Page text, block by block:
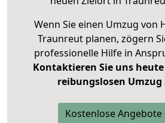
Wenn Sie einen Umzug von
Traunreut planen, zögern
professionelle Hilfe in
Kontaktieren Sie uns heute
reibungslosen Umzug
Kostenlose